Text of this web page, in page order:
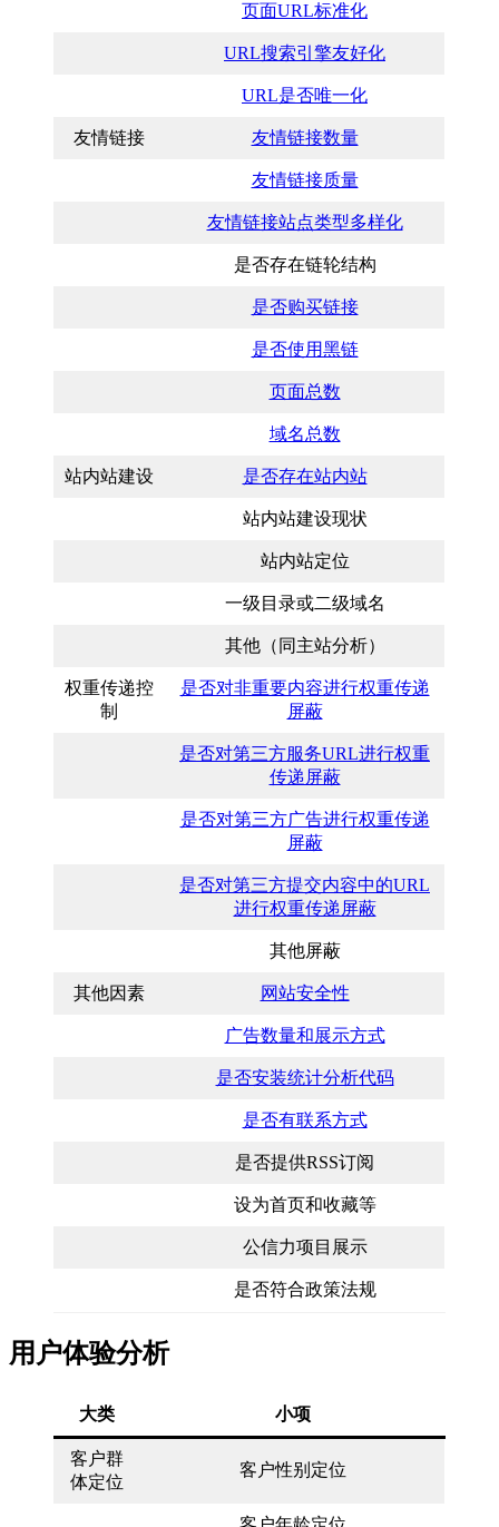
页面URL标准化
URL搜索引擎友好化
URL是否唯一化
友情链接 友情链接数量
友情链接质量
友情链接站点类型多样化
是否存在链轮结构
是否购买链接
是否使用黑链
页面总数
域名总数
站内站建设 是否存在站内站
站内站建设现状
站内站定位
一级目录或二级域名
其他（同主站分析）
权重传递控
制
是否对非重要内容进行权重传递
屏蔽
是否对第三方服务URL进行权重
传递屏蔽
是否对第三方广告进行权重传递
屏蔽
是否对第三方提交内容中的URL
进行权重传递屏蔽
其他屏蔽
其他因素 网站安全性
广告数量和展示方式
是否安装统计分析代码
是否有联系方式
是否提供RSS订阅
设为首页和收藏等
公信力项目展示
是否符合政策法规
用户体验分析
大类 小项
客户群
体定位
客户性别定位